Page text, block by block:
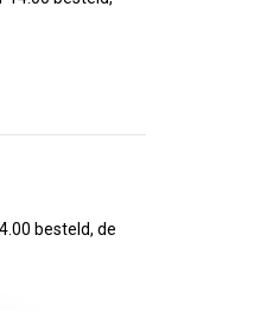
besteld, de